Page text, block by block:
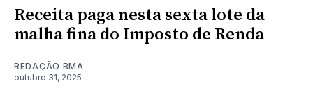
Receita paga nesta sexta lote da
malha fina do Imposto de Renda
REDAÇÃO BMA
outubro 31, 2025